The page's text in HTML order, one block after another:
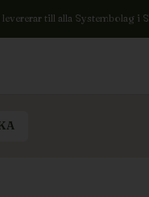
till alla Systembolag i